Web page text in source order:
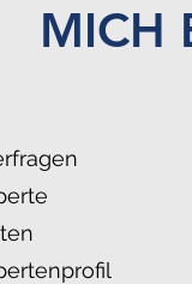
MICH